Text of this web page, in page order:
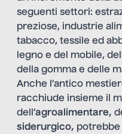
seguenti settori:
preziose, industrie
tabacco, tessile ed
legno e del mobile,
della gomma e delle
Anche l’antico
racchiude insieme il
dell’agroalimentare,
siderurgico, potrebbe